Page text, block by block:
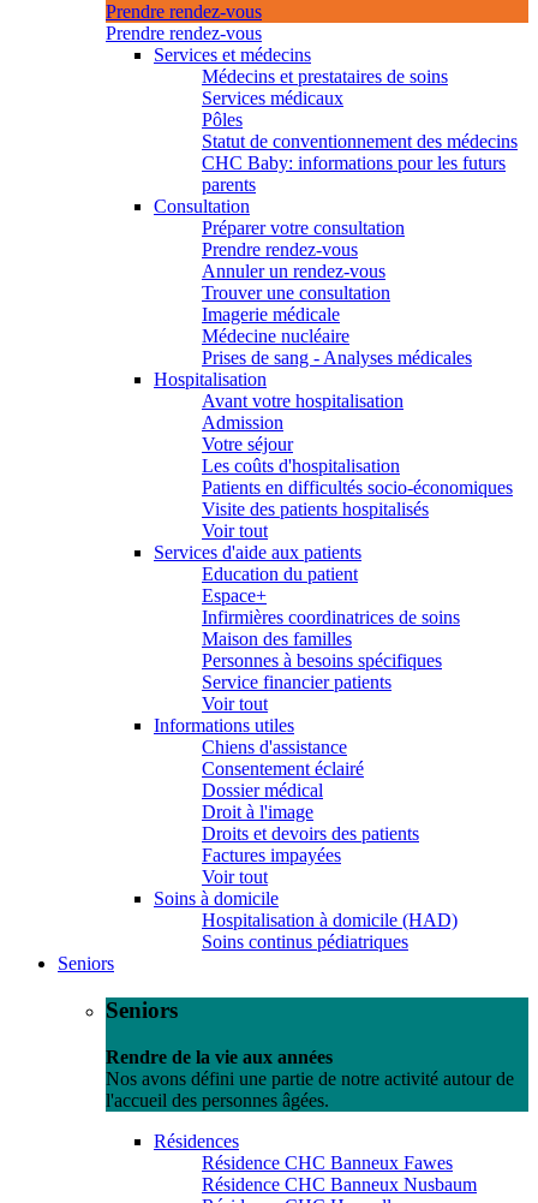
Prendre rendez-vous
Prendre rendez-vous
Services et médecins
Médecins et prestataires de soins
Services médicaux
Pôles
Statut de conventionnement des médecins
CHC Baby: informations pour les futurs
parents
Consultation
Préparer votre consultation
Prendre rendez-vous
Annuler un rendez-vous
Trouver une consultation
Imagerie médicale
Médecine nucléaire
Prises de sang - Analyses médicales
Hospitalisation
Avant votre hospitalisation
Admission
Votre séjour
Les coûts d'hospitalisation
Patients en difficultés socio-économiques
Visite des patients hospitalisés
Voir tout
Services d'aide aux patients
Education du patient
Espace+
Infirmières coordinatrices de soins
Maison des familles
Personnes à besoins spécifiques
Service financier patients
Voir tout
Informations utiles
Chiens d'assistance
Consentement éclairé
Dossier médical
Droit à l'image
Droits et devoirs des patients
Factures impayées
Voir tout
Soins à domicile
Hospitalisation à domicile (HAD)
Soins continus pédiatriques
Seniors
Seniors
Rendre de la vie aux années
Nos avons défini une partie de notre activité autour de
l'accueil des personnes âgées.
Résidences
Résidence CHC Banneux Fawes
Résidence CHC Banneux Nusbaum